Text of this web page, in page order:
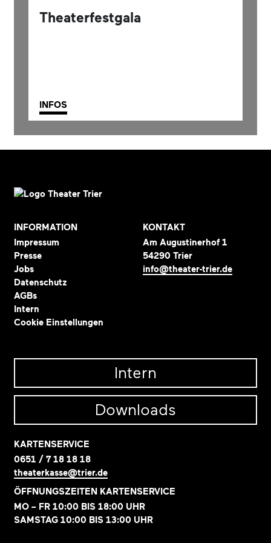
Theaterfestgala
INFOS
INFORMATION
Impressum
Presse
Jobs
Datenschutz
AGBs
Intern
Cookie Einstellungen
KONTAKT
Am Augustinerhof 1
54290 Trier
info@theater-trier.de
Intern
Downloads
KARTENSERVICE
0651 / 7 18 18 18
theaterkasse@trier.de
ÖFFNUNGSZEITEN KARTENSERVICE
MO – FR 10:00 BIS 18:00 UHR
SAMSTAG 10:00 BIS 13:00 UHR